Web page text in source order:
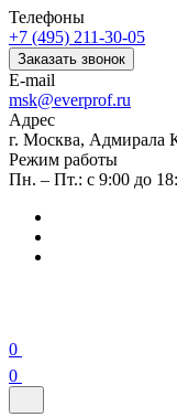
Телефоны
+7 (495) 211-30-05
Заказать звонок
E-mail
msk@everprof.ru
Адрес
г. Москва, Адмирала
Режим работы
Пн. – Пт.: с 9:00 до
0
0